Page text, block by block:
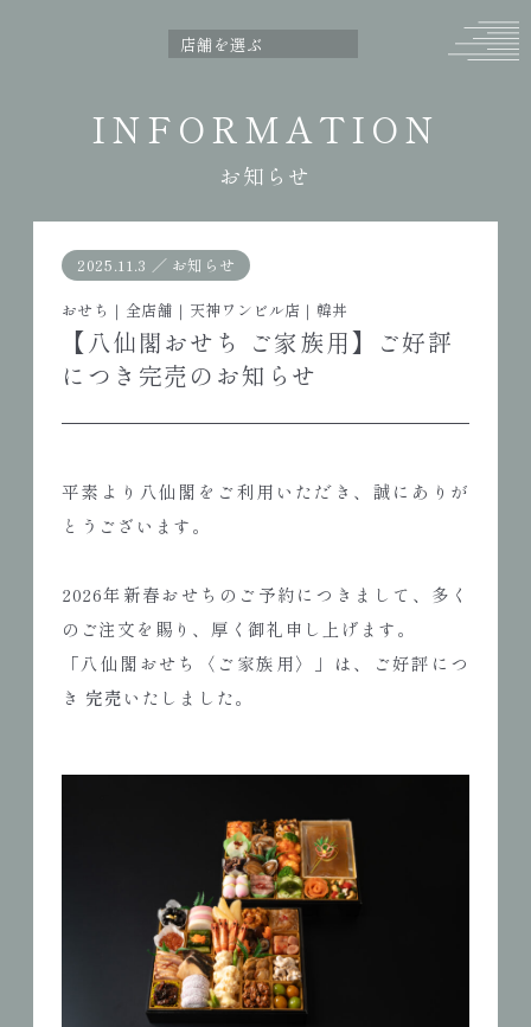
INFORMATION
お知らせ
2025.11.3 ／ お知らせ
おせち ｜ 全店舗 ｜ 天神ワンビル店 ｜韓丼
【八仙閣おせち ご家族用】ご好評
につき完売のお知らせ
平素より八仙閣をご利用いただき、誠にありが
とうございます。
2026年新春おせちのご予約につきまして、多く
のご注文を賜り、厚く御礼申し上げます。
「八仙閣おせち〈ご家族用〉」は、ご好評につ
き 完売いたしました。